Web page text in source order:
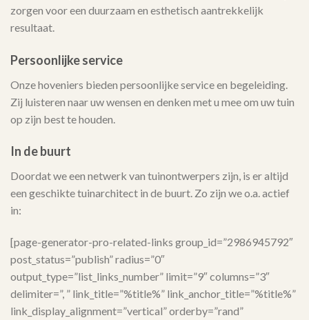
zorgen voor een duurzaam en esthetisch aantrekkelijk
resultaat.
Persoonlijke service
Onze hoveniers bieden persoonlijke service en begeleiding.
Zij luisteren naar uw wensen en denken met u mee om uw tuin
op zijn best te houden.
In de buurt
Doordat we een netwerk van tuinontwerpers zijn, is er altijd
een geschikte tuinarchitect in de buurt. Zo zijn we o.a. actief
in:
[page-generator-pro-related-links group_id=”2986945792″
post_status=”publish” radius=”0″
output_type=”list_links_number” limit=”9″ columns=”3″
delimiter=”, ” link_title=”%title%” link_anchor_title=”%title%”
link_display_alignment=”vertical” orderby=”rand”